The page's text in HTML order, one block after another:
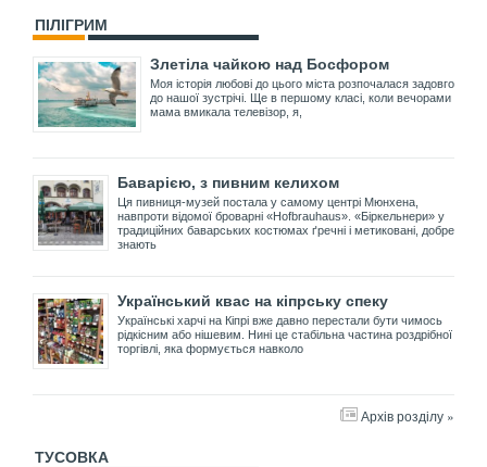
ПІЛІГРИМ
Злетіла чайкою над Босфором
Моя історія любові до цього міста розпочалася задовго
до нашої зустрічі. Ще в першому класі, коли вечорами
мама вмикала телевізор, я,
Баварією, з пивним келихом
Ця пивниця-музей постала у самому центрі Мюнхена,
навпроти відомої броварні «Hofbrauhaus». «Біркельнери» у
традиційних баварських костюмах ґречні і метиковані, добре
знають
Український квас на кіпрську спеку
Українські харчі на Кіпрі вже давно перестали бути чимось
рідкісним або нішевим. Нині це стабільна частина роздрібної
торгівлі, яка формується навколо
Архів розділу »
ТУСОВКА